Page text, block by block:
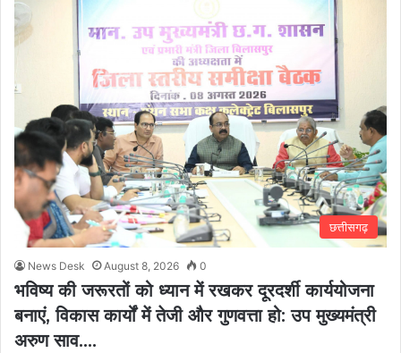
छत्तीसगढ़
News Desk August 8, 2026 0
भविष्य की जरूरतों को ध्यान में रखकर दूरदर्शी कार्ययोजना
बनाएं, विकास कार्यों में तेजी और गुणवत्ता हो: उप मुख्यमंत्री
अरुण साव….